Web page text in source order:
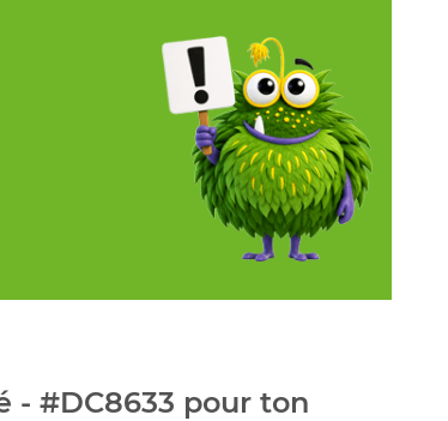
- #DC8633 pour ton